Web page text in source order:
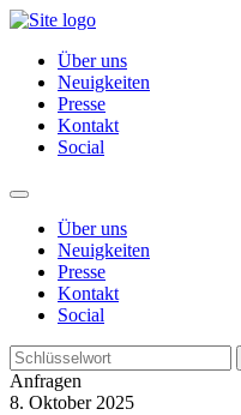
Über uns
Neuigkeiten
Presse
Kontakt
Social
Über uns
Neuigkeiten
Presse
Kontakt
Social
Anfragen
8. Oktober 2025